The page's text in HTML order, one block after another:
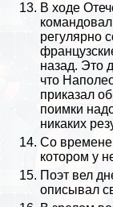
В ходе
регулярно
назад. Это
что
приказал
поимки
никаких
Со
котором у
Поэт вел
описывал